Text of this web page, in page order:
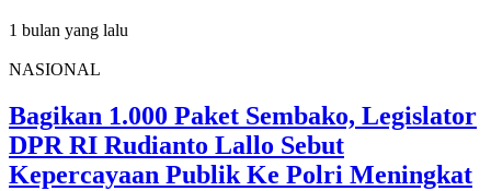
1 bulan yang lalu
NASIONAL
Bagikan 1.000 Paket Sembako, Legislator
DPR RI Rudianto Lallo Sebut
Kepercayaan Publik Ke Polri Meningkat